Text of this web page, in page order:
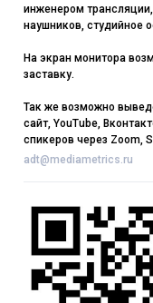
инженером
наушников, студийное
На экран монитора
заставку.
Так же возможно
сайт, YouTube,
спикеров через Zoom,
adt@mediametrics.ru